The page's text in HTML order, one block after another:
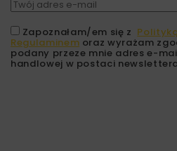
Zapoznałam/em się z
Regulaminem oraz wyrażam
podany przeze mnie adres e-
handlowej w postaci